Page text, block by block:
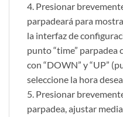
4. Presionar
parpadeará para
la interfaz de
punto “time” parpadea
con “DOWN” y “UP”
seleccione la hora
5. Presionar
parpadea, ajustar